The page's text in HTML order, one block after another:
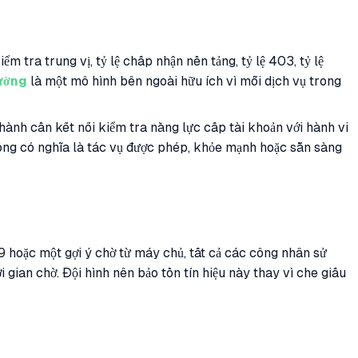
tra trung vị, tỷ lệ chấp nhận nền tảng, tỷ lệ 403, tỷ lệ
là một mô hình bên ngoài hữu ích vì mỗi dịch vụ trong
cần kết nối kiểm tra năng lực cấp tài khoản với hành vi
có nghĩa là tác vụ được phép, khỏe mạnh hoặc sẵn sàng
một gợi ý chờ từ máy chủ, tất cả các công nhân sử
chờ. Đội hình nên bảo tồn tín hiệu này thay vì che giấu